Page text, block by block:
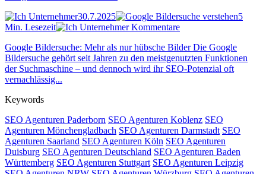
30.7.2025
5
Min. Lesezeit
Kommentare
Google Bildersuche: Mehr als nur hübsche Bilder Die Google
Bildersuche gehört seit Jahren zu den meistgenutzten Funktionen
der Suchmaschine – und dennoch wird ihr SEO-Potenzial oft
vernachlässig...
Keywords
SEO Agenturen Paderborn SEO Agenturen Koblenz SEO
Agenturen Mönchengladbach SEO Agenturen Darmstadt SEO
Agenturen Saarland SEO Agenturen Köln SEO Agenturen
Duisburg SEO Agenturen Deutschland SEO Agenturen Baden
Württemberg SEO Agenturen Stuttgart SEO Agenturen Leipzig